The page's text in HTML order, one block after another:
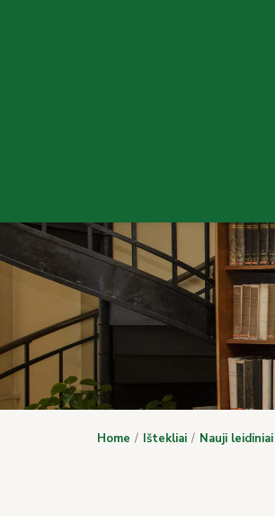
Home Ištekliai Nauji leidiniai